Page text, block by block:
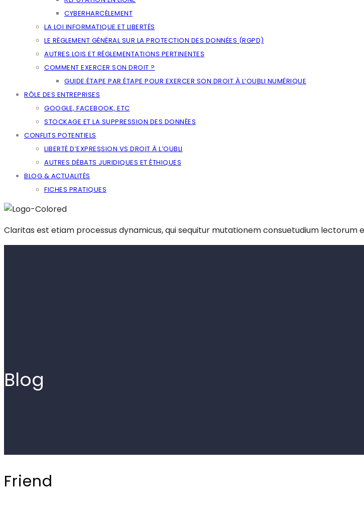
CYBERHARCÈLEMENT
LA LOI INFORMATIQUE ET LIBERTÉS
LE RÈGLEMENT GÉNÉRAL SUR LA PROTECTION DES DONNÉES (RGPD)
AUTRES LOIS ET RÉGLEMENTATIONS PERTINENTES
COMMENT EXERCER SON DROIT ?
GUIDE ÉTAPE PAR ÉTAPE POUR EXERCER SON DROIT À L’OUBLI NUMÉRIQUE
RÔLE DES ENTREPRISES
GOOGLE, FACEBOOK, ETC
STOCKAGE ET LA SUPPRESSION DES DONNÉES
CONFLITS POTENTIELS
LIBERTÉ D’EXPRESSION VS DROIT À L’OUBLI
AUTRES DÉBATS JURIDIQUES ET ÉTHIQUES
BLOG & ACTUALITÉS
FICHES PRATIQUES
Claritas est etiam processus dynamicus, qui sequitur mutationem consuetudium lectorum
Blog
Friend